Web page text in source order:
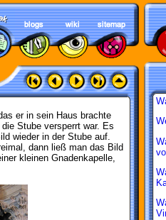
er in sein Haus brachte
Stube versperrt war. Es
wieder in der Stube auf.
dann ließ man das Bild
kleinen Gnadenkapelle,